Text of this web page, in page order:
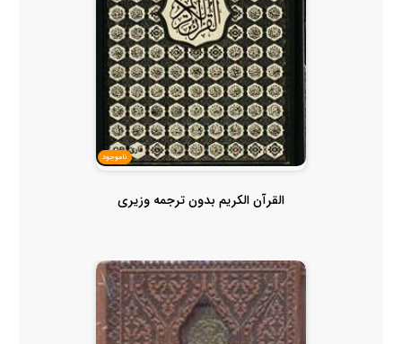
ناموجود
القرآن الکریم بدون ترجمه وزیری